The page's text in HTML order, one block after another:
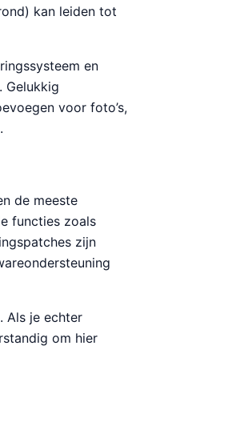
kan leiden tot
en
Gelukkig
voor foto’s,
de meeste
functies zoals
zijn
Als je echter
om hier